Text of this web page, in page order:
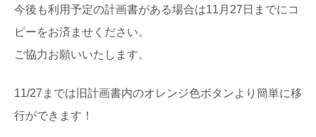
今後も利用予定の計画書がある場合は11月27日までにコ
ピーをお済ませください。
ご協力お願いいたします。
11/27までは旧計画書内のオレンジ色ボタンより簡単に移
行ができます！